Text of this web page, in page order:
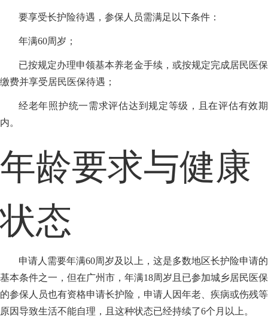
要享受长护险待遇，参保人员需满足以下条件：
年满60周岁；
已按规定办理申领基本养老金手续，或按规定完成居民医保
缴费并享受居民医保待遇；
经老年照护统一需求评估达到规定等级，且在评估有效期
内。
年龄要求与健康
状态
申请人需要年满60周岁及以上，这是多数地区长护险申请的
基本条件之一，但在广州市，年满18周岁且已参加城乡居民医保
的参保人员也有资格申请长护险，申请人因年老、疾病或伤残等
原因导致生活不能自理，且这种状态已经持续了6个月以上。